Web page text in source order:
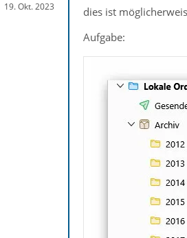
19. Okt. 2023
dies ist
Aufgabe: